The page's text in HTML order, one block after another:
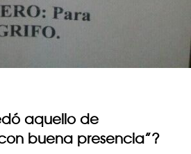
aquello de
buena presencia”?